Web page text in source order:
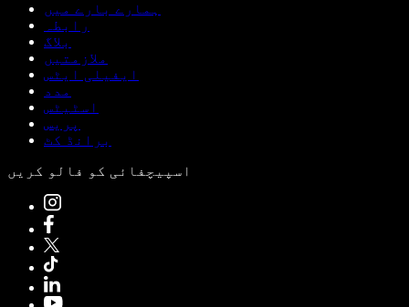
ہمارے بارے میں
رابطہ
بلاگ
ملازمتیں
ایفیلی ایٹس
مدد
اسٹیٹس
پریس
برانڈ کٹ
اسپیچفائی کو فالو کریں